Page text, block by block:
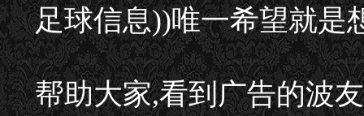
足球信息))唯一希望就是
帮助大家,看到广告的波